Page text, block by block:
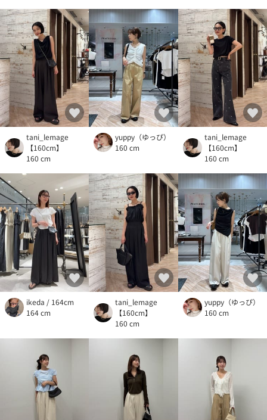
tani_lemage
【160cm】
160 cm
yuppy（ゆっぴ）
160 cm
tani_lemage
【160cm】
160 cm
ikeda / 164cm
164 cm
tani_lemage
【160cm】
160 cm
yuppy（ゆっぴ）
160 cm